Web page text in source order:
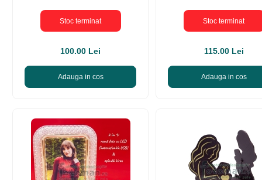
Stoc terminat
100.00 Lei
Adauga in cos
Stoc terminat
115.00 Lei
Adauga in cos